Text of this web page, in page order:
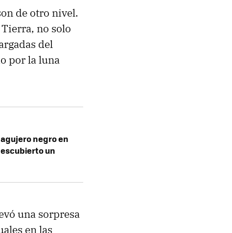
de otro nivel.
no solo
del
por la luna
negro en
un
una sorpresa
en las